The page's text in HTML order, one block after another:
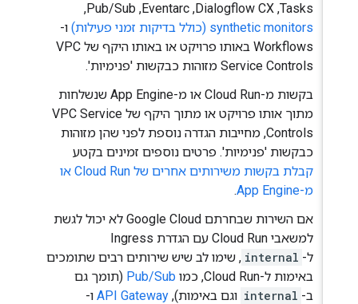
Tasks,‏ Dialogflow CX,‏ Eventarc,‏ Pub/Sub,‏
synthetic monitors (כולל בדיקות זמני פעילות)
ו-
Workflows באותו פרויקט או באותו היקף של VPC
Service Controls מזוהות כבקשות 'פנימיות'.
בקשות מ-Cloud Run או מ-App Engine שנשלחות
מתוך אותו פרויקט או מתוך היקף של VPC Service
Controls, מחייבות הגדרה נוספת לפני שהן מזוהות
כבקשות 'פנימיות'. פרטים נוספים זמינים בקטע
קבלת בקשות משירותים אחרים של Cloud Run או
.
אם השירות שבחרתם Google Cloud לא יכול לגשת
למשאבי Cloud Run עם הגדרת Ingress
internal , שימו לב שיש שירותים רבים שתומכים
באימות ל-Cloud Run, כמו
Pub/Sub(תומך גם
internal וגם באימות),API Gateway ו-